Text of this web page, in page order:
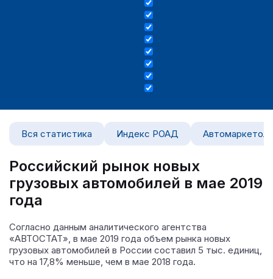
Вся статистика Индекс РОАД
Российский рынок новых
грузовых автомобилей в мае 2019
года
Согласно данным аналитического агентства
«АВТОСТАТ», в мае 2019 года объем рынка новых
грузовых автомобилей в России составил 5 тыс. единиц,
что на 17,8% меньше, чем в мае 2018 года.